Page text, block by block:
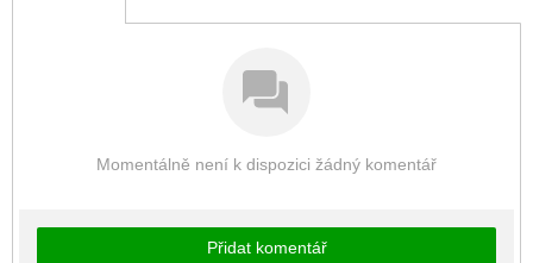
Momentálně není k dispozici žádný komentář
Přidat komentář